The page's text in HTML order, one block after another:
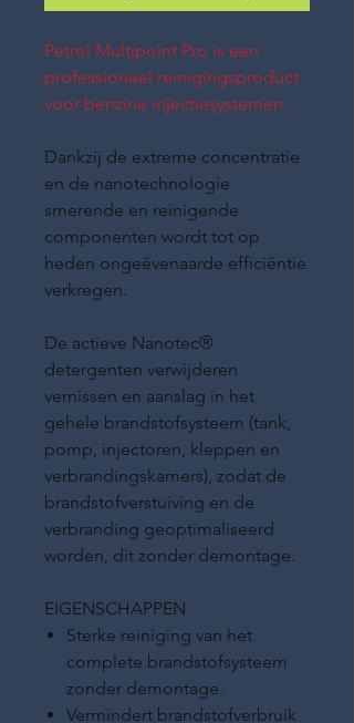
Petrol Multipoint Pro is een
professioneel reinigingsproduct
voor benzine injectiesystemen.
Dankzij de extreme concentratie
en de nanotechnologie
smerende en reinigende
componenten wordt tot op
heden ongeëvenaarde efficiëntie
verkregen.
De actieve Nanotec®
detergenten verwijderen
vernissen en aanslag in het
gehele brandstofsysteem (tank,
pomp, injectoren, kleppen en
verbrandingskamers), zodat de
brandstofverstuiving en de
verbranding geoptimaliseerd
worden, dit zonder demontage.
EIGENSCHAPPEN
Sterke reiniging van het
complete brandstofsysteem
zonder demontage.
Vermindert brandstofverbruik